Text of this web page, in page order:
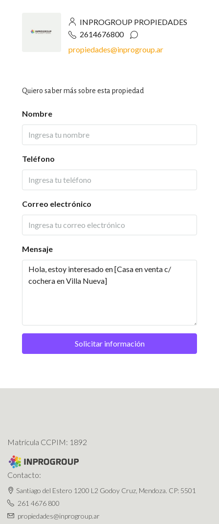
INPROGROUP PROPIEDADES
2614676800
propiedades@inprogroup.ar
Quiero saber más sobre esta propiedad
Nombre
Teléfono
Correo electrónico
Mensaje
Solicitar información
Matrícula CCPIM: 1892
Contacto:
Santiago del Estero 1200 L2 Godoy Cruz, Mendoza. CP: 5501
261 4676 800
propiedades@inprogroup.ar